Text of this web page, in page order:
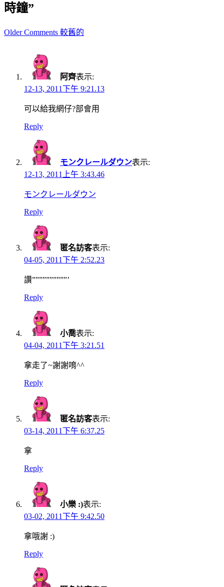
時鐘”
Comment
Older Comments 較舊的
阿齊表示:
12-13, 2011下午 9:21.13
可以給我網仔?部會用
Reply
モンクレールダウン表示:
12-13, 2011上午 3:43.46
モンクレールダウン
Reply
匿名訪客表示:
04-05, 2011下午 2:52.23
讚””””””””””’
Reply
小喬表示:
04-04, 2011下午 3:21.51
拿走了~謝謝唷^^
Reply
匿名訪客表示:
03-14, 2011下午 6:37.25
拿
Reply
小樂 :)表示:
03-02, 2011下午 9:42.50
拿哦謝 :)
Reply